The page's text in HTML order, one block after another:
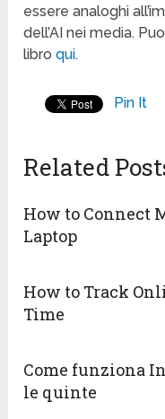
essere analoghi
dell’AI nei media.
libroqui.
Pin It
Related
How to Connect
Laptop
How to Track
Time
Come funziona
le quinte